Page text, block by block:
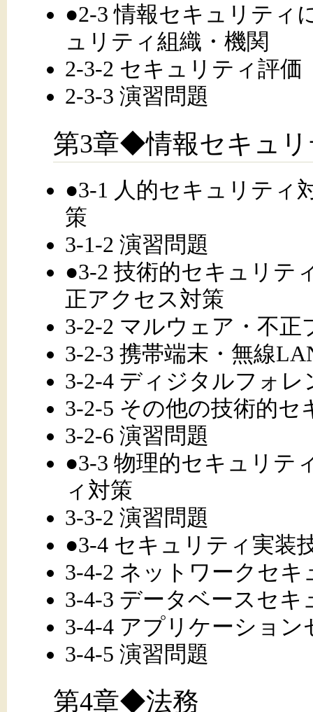
●2-3 情報セキュリティ
ュリティ組織・機関
2-3-2 セキュリティ評価
2-3-3 演習問題
第3章◆情報セキュ
●3-1 人的セキュリティ
策
3-1-2 演習問題
●3-2 技術的セキュリテ
正アクセス対策
3-2-2 マルウェア・不正
3-2-3 携帯端末・無線
3-2-4 ディジタルフォ
3-2-5 その他の技術的セ
3-2-6 演習問題
●3-3 物理的セキュリテ
ィ対策
3-3-2 演習問題
●3-4 セキュリティ実装
3-4-2 ネットワークセキ
3-4-3 データベースセキ
3-4-4 アプリケーショ
3-4-5 演習問題
第4章◆法務